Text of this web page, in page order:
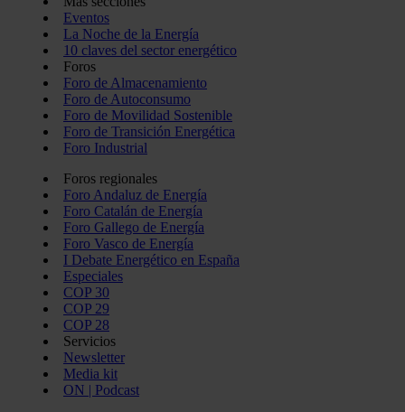
Eventos
La Noche de la Energía
10 claves del sector energético
Foros
Foro de Almacenamiento
Foro de Autoconsumo
Foro de Movilidad Sostenible
Foro de Transición Energética
Foro Industrial
Foros regionales
Foro Andaluz de Energía
Foro Catalán de Energía
Foro Gallego de Energía
Foro Vasco de Energía
I Debate Energético en España
Especiales
COP 30
COP 29
COP 28
Servicios
Newsletter
Media kit
ON | Podcast